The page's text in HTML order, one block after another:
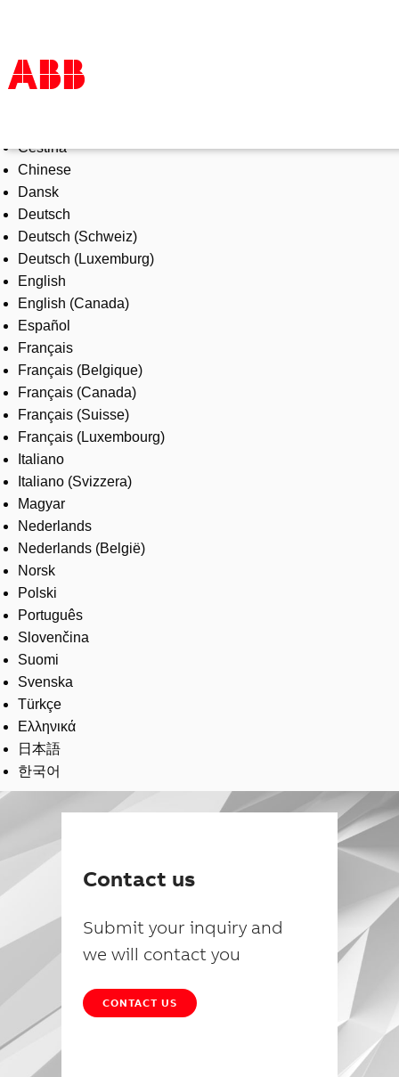
Products & Solutions
Industries
Services
About us
Where to buy
Contact us
Careers
Čeština
Chinese
Dansk
Deutsch
Deutsch (Schweiz)
Deutsch (Luxemburg)
English
English (Canada)
Español
Français
Français (Belgique)
Français (Canada)
Français (Suisse)
Français (Luxembourg)
Italiano
Italiano (Svizzera)
Magyar
Nederlands
Nederlands (België)
Norsk
Polski
Português
Slovenčina
Suomi
Svenska
Türkçe
Ελληνικά
日本語
한국어
Contact us
Submit your inquiry and
we will contact you
CONTACT US